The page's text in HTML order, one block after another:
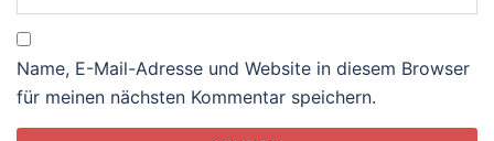
Name, E-Mail-Adresse und Website in diesem Browser
für meinen nächsten Kommentar speichern.